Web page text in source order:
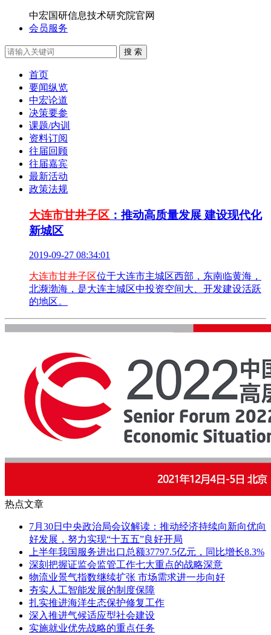
中宏国研信息技术研究院官网
会员服务
搜 索
首页
要闻纵览
中宏论道
决策要参
课题/内训
资料订阅
往届回顾
往届嘉宾
最新活动
政策法规
大连市甘井子区 ：推动高质量发展 建设现代化
新城区
2019-09-27 08:34:01
大连市甘井子区位于大连市主城区西部，东南临黄海，
北濒渤海，是大连主城区中投资空间大、开发建设活跃
的地区。
热点文章
7月30日中央政治局会议解读：推动经济持续向新向优向
好发展，努力实现“十五五”良好开局
上半年我国服务进出口总额37797.5亿元，同比增长8.3%
深刻把握证监会监管工作七大重点的战略深意
物流业景气指数继续扩张 市场需求进一步向好
夯实人工智能发展的制度保障
扎实推进海洋生态保护修复工作
深入推进气候适应型社会建设
实施就业优先战略的重点任务